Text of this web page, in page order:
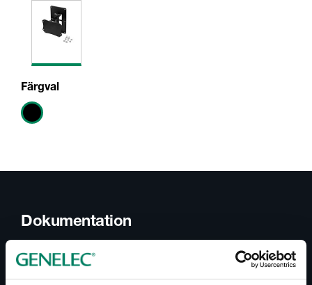
Färgval
Dokumentation
Dokument